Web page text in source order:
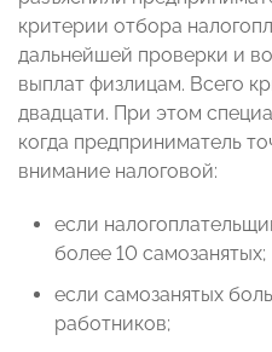
критерии отбора
дальнейшей проверки и
выплат физлицам. Всего
двадцати. При этом
когда предприниматель
внимание налоговой:
если
более 10 самозанятых;
если самозанятых
работников;